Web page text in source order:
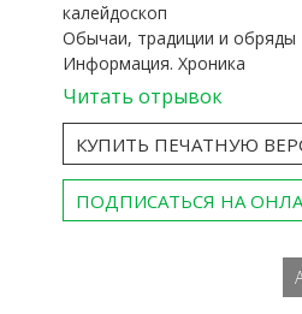
калейдоскоп
Обычаи, традиции и обряды
Информация. Хроника
Читать отрывок
КУПИТЬ ПЕЧАТНУЮ
ПОДПИСАТЬСЯ НА